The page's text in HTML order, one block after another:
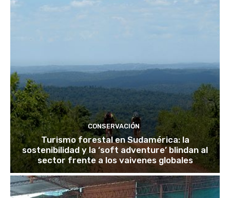
CONSERVACIÓN
Turismo forestal en Sudamérica: la
sostenibilidad y la ‘soft adventure’ blindan al
sector frente a los vaivenes globales